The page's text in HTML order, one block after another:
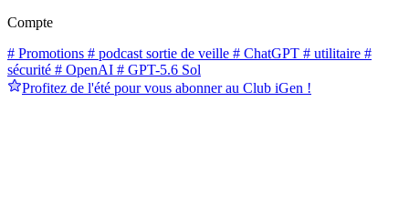
Compte
# Promotions # podcast sortie de veille # ChatGPT # utilitaire #
sécurité # OpenAI # GPT-5.6 Sol
Profitez de l'été pour vous abonner au Club iGen !